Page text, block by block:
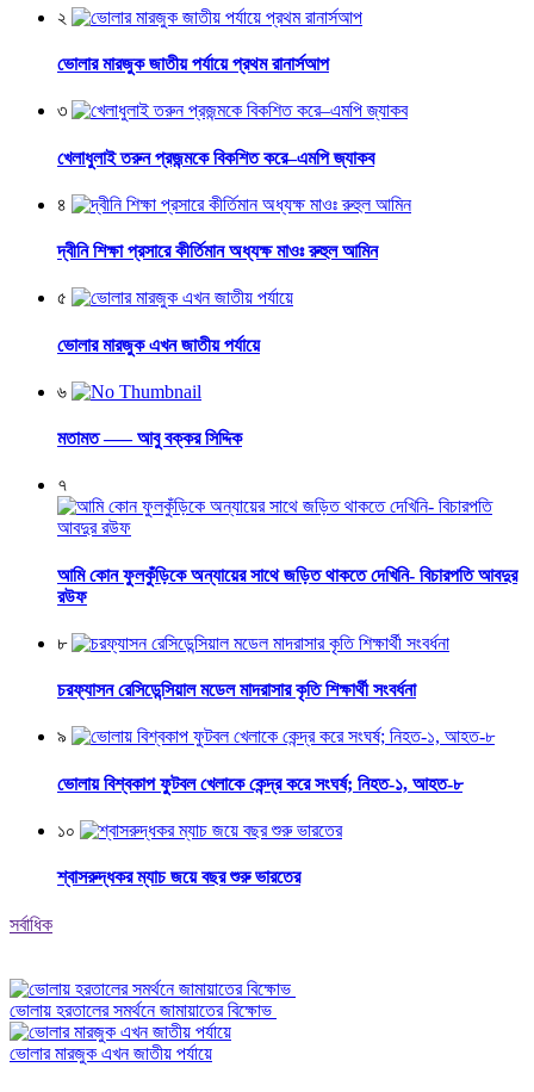
২
ভোলার মারজুক জাতীয় পর্যায়ে প্রথম রানার্সআপ
৩
খেলাধুলাই তরুন প্রজন্মকে বিকশিত করে–এমপি জ্যাকব
৪
দ্বীনি শিক্ষা প্রসারে কীর্তিমান অধ্যক্ষ মাওঃ রুহুল আমিন
৫
ভোলার মারজুক এখন জাতীয় পর্যায়ে
৬
মতামত —– আবু বক্কর সিদ্দিক
৭
আমি কোন ফুলকুঁড়িকে অন্যায়ের সাথে জড়িত থাকতে দেখিনি- বিচারপতি আবদুর
রউফ
৮
চরফ্যাসন রেসিডেন্সিয়াল মডেল মাদরাসার কৃতি শিক্ষার্থী সংবর্ধনা
৯
ভোলায় বিশ্বকাপ ফুটবল খেলাকে কেন্দ্র করে সংঘর্ষ; নিহত-১, আহত-৮
১০
শ্বাসরুদ্ধকর ম্যাচ জয়ে বছর শুরু ভারতের
সর্বাধিক
ভোলায় হরতালের সমর্থনে জামায়াতের বিক্ষোভ
ভোলার মারজুক এখন জাতীয় পর্যায়ে